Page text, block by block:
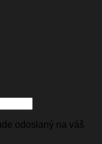
odoslaný na váš